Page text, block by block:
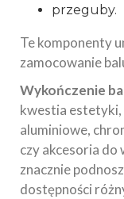
przeguby.
Te komponenty
zamocowanie
Wykończenie
kwestia estetyki,
aluminiowe,
czy akcesoria do
znacznie
dostępności